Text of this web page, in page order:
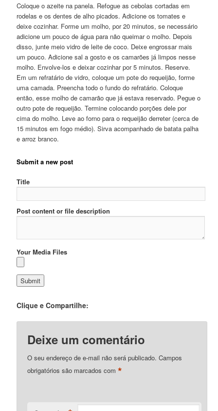
Coloque o azeite na panela. Refogue as cebolas cortadas em
rodelas e os dentes de alho picados. Adicione os tomates e
deixe cozinhar. Forme um molho, por 20 minutos, se necessário
adicione um pouco de água para não queimar o molho. Depois
disso, junte meio vidro de leite de coco. Deixe engrossar mais
um pouco. Adicione sal a gosto e os camarões já limpos nesse
molho. Envolve-los e deixar cozinhar por 5 minutos. Reserve.
Em um refratário de vidro, coloque um pote do requeijão, forme
uma camada. Preencha todo o fundo do refratário. Coloque
então, esse molho de camarão que já estava reservado. Pegue o
outro pote de requeijão. Termine colocando porções dele por
cima do molho. Leve ao forno para o requeijão derreter (cerca de
15 minutos em fogo médio). Sirva acompanhado de batata palha
e arroz branco.
Submit a new post
Title
Post content or file description
Your Media Files
Clique e Compartilhe:
Deixe um comentário
O seu endereço de e-mail não será publicado. Campos
obrigatórios são marcados com*